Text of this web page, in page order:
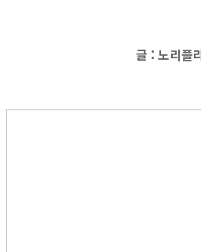
글 : 노리플